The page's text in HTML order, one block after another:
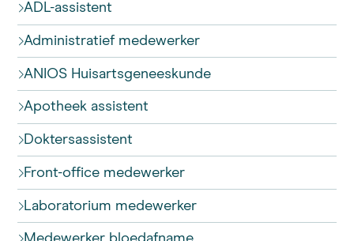
ADL-assistent
Administratief medewerker
ANIOS Huisartsgeneeskunde
Apotheek assistent
Doktersassistent
Front-office medewerker
Laboratorium medewerker